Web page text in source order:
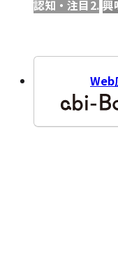
認知・注目
興
Web